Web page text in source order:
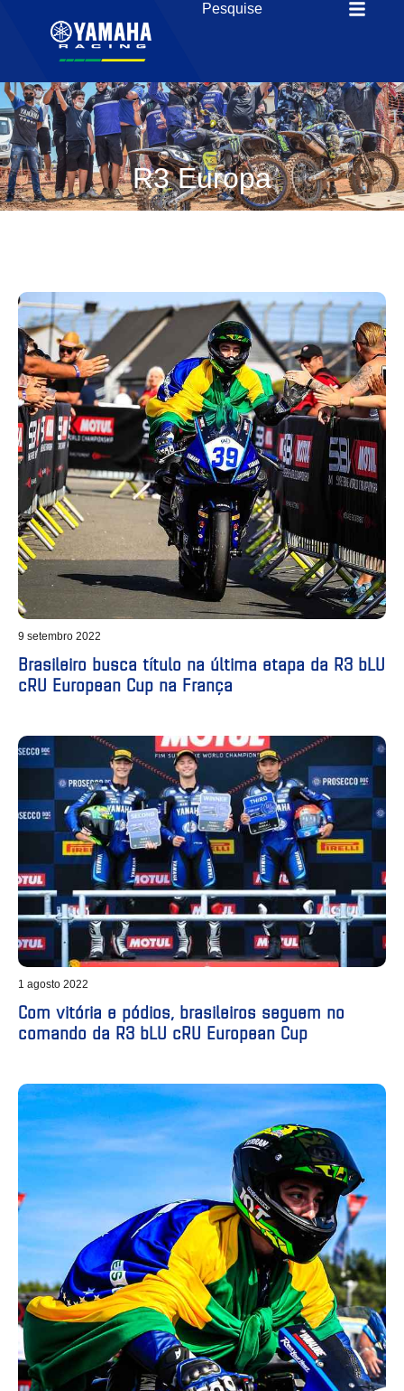
R3 Europa
9 setembro 2022
Brasileiro busca título na última etapa da R3 bLU
cRU European Cup na França
1 agosto 2022
Com vitória e pódios, brasileiros seguem no
comando da R3 bLU cRU European Cup